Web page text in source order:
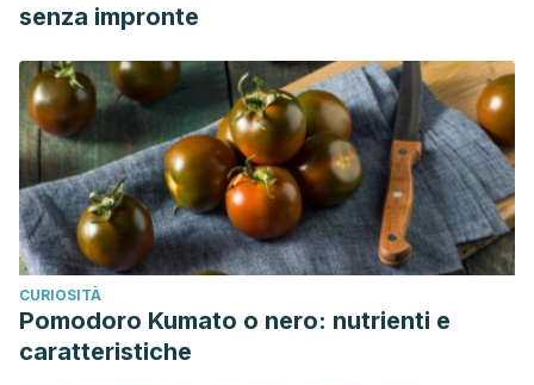
senza impronte
CURIOSITÀ
Pomodoro Kumato o nero: nutrienti e
caratteristiche